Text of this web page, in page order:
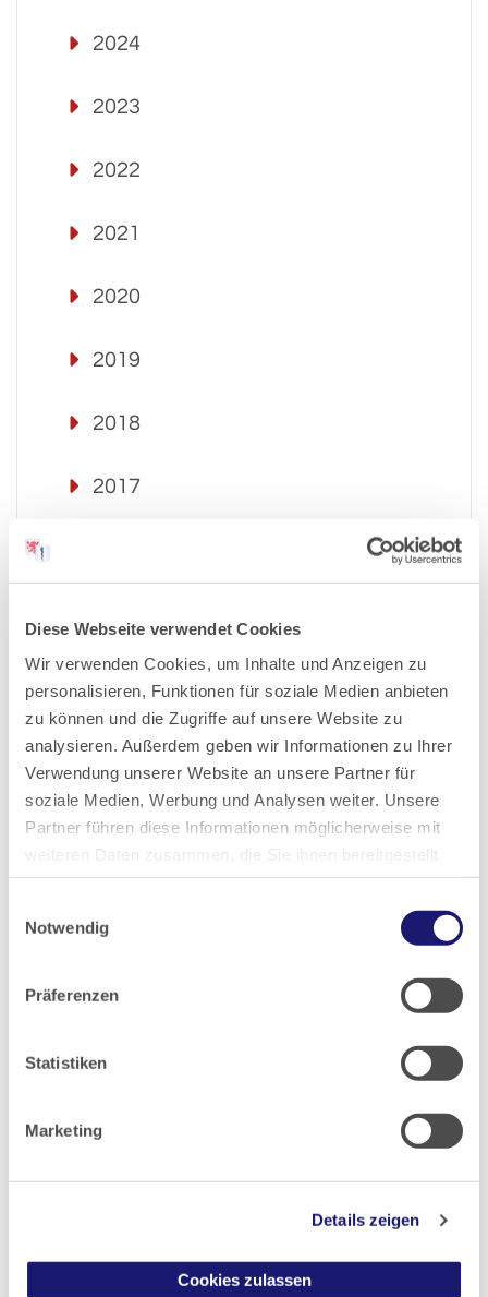
Diese Webseite verwendet Cookies
Wir verwenden Cookies, um Inhalte und Anzeigen zu
personalisieren, Funktionen für soziale Medien anbieten
zu können und die Zugriffe auf unsere Website zu
analysieren. Außerdem geben wir Informationen zu Ihrer
Verwendung unserer Website an unsere Partner für
soziale Medien, Werbung und Analysen weiter. Unsere
Partner führen diese Informationen möglicherweise mit
weiteren Daten zusammen, die Sie ihnen bereitgestellt
haben oder die sie im Rahmen Ihrer Nutzung der Dienste
Notwendig
Präferenzen
Statistiken
Marketing
Details zeigen
Cookies zulassen
2024
2023
2022
2021
2020
2019
2018
2017
2014
2013
2012
2010
2009
2008
2006